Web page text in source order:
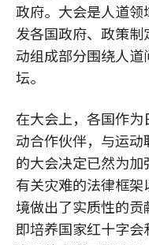
政府。大会是人道
发各国政府、政策
动组成部分围绕人
坛。
在大会上，各国作
动合作伙伴，与运
的大会决定已然为
有关灾难的法律框
境做出了实质性的贡
即培养国家红十字